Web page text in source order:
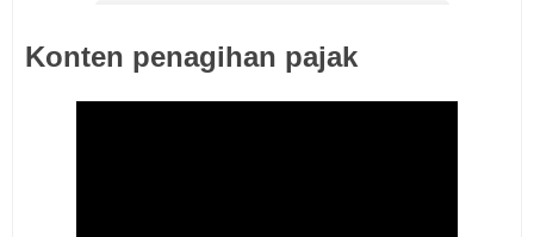
Konten penagihan pajak